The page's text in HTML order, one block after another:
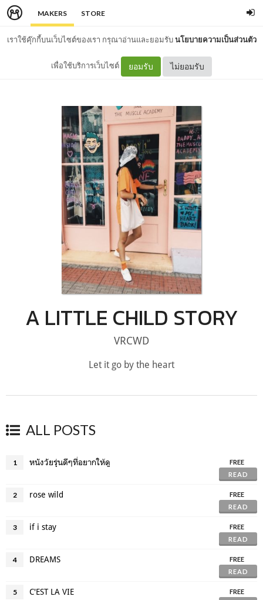
MAKERS STORE
เราใช้คุ๊กกี้บนเว็บไซต์ของเรา กรุณาอ่านและยอมรับนโยบายความเป็นส่วนตัว
เพื่อใช้บริการเว็บไซต์ ยอมรับ ไม่ยอมรับ
A LITTLE CHILD STORY
VRCWD
Let it go by the heart
ALL POSTS
1 หนังวัยรุ่นดีๆที่อยากให้ดู
FREE
READ
2 rose wild
FREE
READ
3 if i stay
FREE
READ
4 DREAMS
FREE
READ
5 C'EST LA VIE
FREE